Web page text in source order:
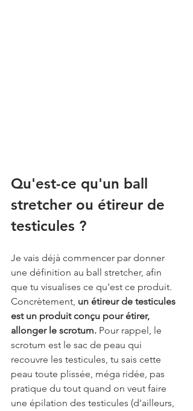
Qu'est-ce qu'un ball
stretcher ou étireur de
testicules ?
Je vais déjà commencer par donner
une définition au ball stretcher, afin
que tu visualises ce qu'est ce produit.
Concrètement, un étireur de testicules
est un produit conçu pour étirer,
allonger le scrotum. Pour rappel, le
scrotum est le sac de peau qui
recouvre les testicules, tu sais cette
peau toute plissée, méga ridée, pas
pratique du tout quand on veut faire
une épilation des testicules (d'ailleurs,